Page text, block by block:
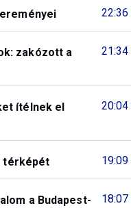
22:36
21:34
zakózott a
20:04
ítélnek el
19:09
térképét
18:07
a Budapest-